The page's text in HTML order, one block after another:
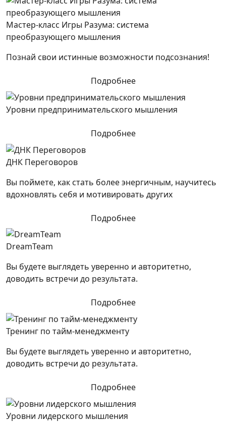
Мастер-класс Игры Разума: система
преобразующего мышления
Познай свои истинные возможности подсознания!
Подробнее
Уровни предпринимательского мышления
Подробнее
ДНК Переговоров
Вы поймете, как стать более энергичным, научитесь
вдохновлять себя и мотивировать других
Подробнее
DreamTeam
Вы будете выглядеть уверенно и авторитетно,
доводить встречи до результата.
Подробнее
Тренинг по тайм-менеджменту
Вы будете выглядеть уверенно и авторитетно,
доводить встречи до результата.
Подробнее
Уровни лидерского мышления